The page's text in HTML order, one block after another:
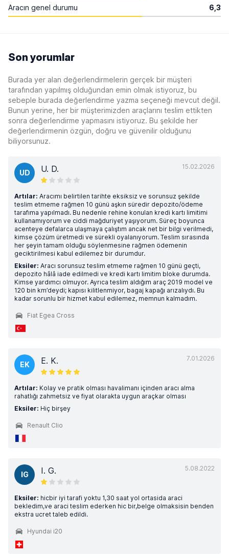
Aracın genel durumu 6,3
Son yorumlar
Burada yer alan değerlendirmelerin gerçek bir müşteri
tarafından yapılmış olduğundan emin olmak istiyoruz, bu
sebeple burada değerlendirme yazma seçeneği mevcut değil.
Bunun yerine, her bir müşterimizden araçlarını teslim ettikten
sonra değerlendirme yapmasını istiyoruz. Bu şekilde her
değerlendirmenin özgün, doğru ve güvenilir olduğunu
biliyorsunuz.
15.02.2026
UD U. D.
Artılar: Aracımı belirtilen tarihte eksiksiz ve sorunsuz şekilde
teslim etmeme rağmen 10 günü aşkın süredir depozito/ödeme
tarafıma yapılmadı. Bu nedenle rehine konulan kredi kartı limitimi
kullanamıyorum ve ciddi mağduriyet yaşıyorum. Süreç boyunca
acenteye defalarca ulaşmaya çalıştım ancak net bir bilgi verilmedi,
kimse çözüm üretmedi ve sürekli oyalanıyorum. Teslim sırasında
her şeyin tamam olduğu söylenmesine rağmen ödemenin
geciktirilmesi kabul edilemez bir durumdur.
Eksiler: Aracı sorunsuz teslim etmeme rağmen 10 günü geçti,
depozito hâlâ iade edilmedi ve kredi kartı limitim bloke durumda.
Kimse yardımcı olmuyor. Ayrıca teslim aldığım araç 2019 model ve
120 bin km’deydi; kapısı kilitlenmiyor, bagaj kapağı arızalıydı. Bu
kadar sorunlu bir hizmet kabul edilemez, memnun kalmadım.
Fiat Egea Cross
7.01.2026
EK E. K.
Artılar: Kolay ve pratik olması havalimanı içinden aracı alma
rahatlığı zahmetsiz ve fiyat olarakta uygun araçkar olması
Eksiler: Hiç birşey
Renault Clio
5.08.2022
IG I. G.
Eksiler: hicbir iyi tarafi yoktu 1,30 saat yol ortasida araci
bekledim,ve araci teslim ederken hic bir,belge olmaksisin benden
ekstra ucret taleb edildi.
Hyundai i20